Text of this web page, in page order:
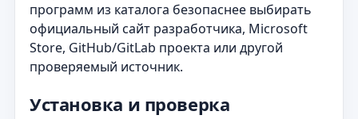
программ из каталога безопаснее выбирать
официальный сайт разработчика, Microsoft
Store, GitHub/GitLab проекта или другой
проверяемый источник.
Установка и проверка